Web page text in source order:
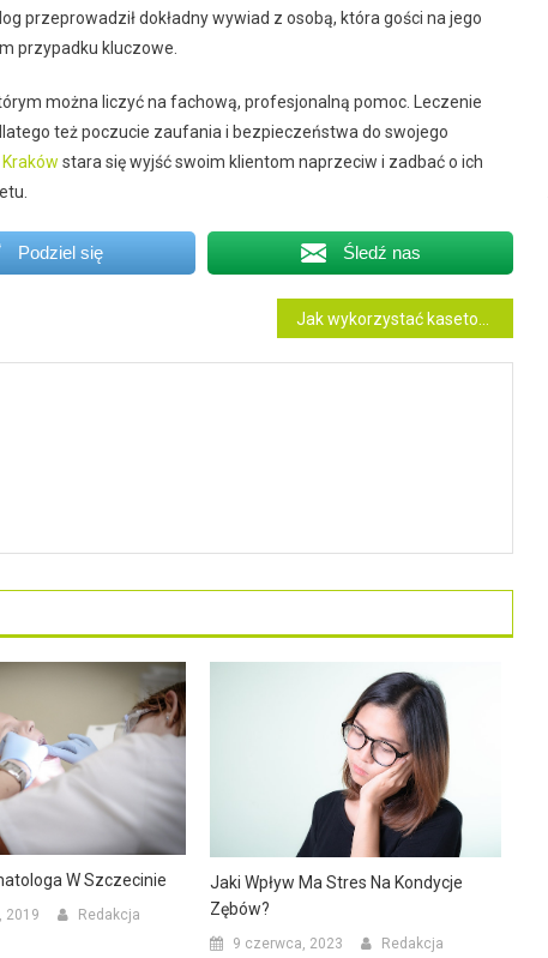
przeprowadził dokładny wywiad z osobą, która gości na jego
przypadku kluczowe.
można liczyć na fachową, profesjonalną pomoc. Leczenie
też poczucie zaufania i bezpieczeństwa do swojego
stara się wyjść swoim klientom naprzeciw i zadbać o ich
Podziel się Śledź nas
W Szczecinie
2019 Redakcja
Jaki Wpływ Ma Stres Na Kondycje
Zębów?
9 czerwca, 2023 Redakcja